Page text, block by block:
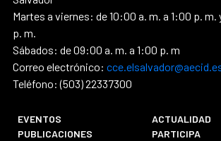
Martes a viernes: de 10:00 a. m. a 1:00 p.
p. m.
Sábados: de 09:00 a. m. a 1:00 p. m
Correo electrónico:
Teléfono: (503) 22337300
EVENTOS
ACTUALIDAD
PUBLICACIONES
PARTICIPA